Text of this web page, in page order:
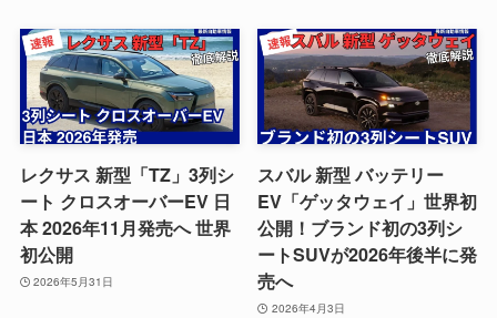
レクサス 新型「TZ」3列シ
ート クロスオーバーEV 日
本 2026年11月発売へ 世界
初公開
2026年5月31日
スバル 新型 バッテリー
EV「ゲッタウェイ」世界初
公開！ブランド初の3列シ
ートSUVが2026年後半に発
売へ
2026年4月3日